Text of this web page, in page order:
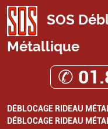
SOS
Métallique
✆
DÉBLOCAGE RIDEAU
DÉBLOCAGE RIDEAU